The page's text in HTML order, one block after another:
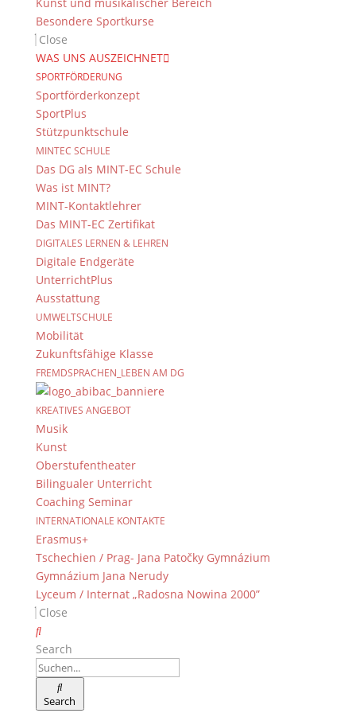
Besondere Sportkurse
Close
WAS UNS AUSZEICHNET
SPORTFÖRDERUNG
Sportförderkonzept
SportPlus
Stützpunktschule
MINTEC SCHULE
Das DG als MINT-EC Schule
Was ist MINT?
MINT-Kontaktlehrer
Das MINT-EC Zertifikat
DIGITALES LERNEN & LEHREN
Digitale Endgeräte
UnterrichtPlus
Ausstattung
UMWELTSCHULE
Mobilität
Zukunftsfähige Klasse
FREMDSPRACHEN_LEBEN AM DG
KREATIVES ANGEBOT
Musik
Kunst
Oberstufentheater
Bilingualer Unterricht
Coaching Seminar
INTERNATIONALE KONTAKTE
Erasmus+
Tschechien / Prag- Jana Patočky Gymnázium
Gymnázium Jana Nerudy
Lyceum / Internat „Radosna Nowina 2000”
Close
Search
Search
können.
Suche
Newsarchiv
Newsarchiv
Das DG
Dientzenhofer-Gymnasium Bamberg
Feldkirchenstr. 20-22
96052 Bamberg
Tel.: +49 (0) 951 93 23 90
Fax.: +49 (0) 951 93 23 92 0
E-Mail:
Kontakt & Ansprechpartner
Senden Sie uns Ihre Nachricht.
Impressum & Datenschutz
Impressum
Datenschutzerklärung
Kontakt
© 2015-2022, Dientzenhofer-Gymnasium Bamberg
Immer Aktuell
Bleiben Sie immer auf dem neusten Stand und